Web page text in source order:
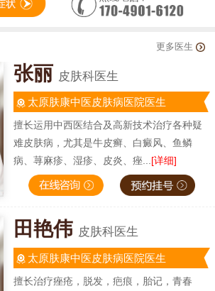
更多医生
张丽 皮肤科医生
太原肤康中医皮肤病医院医生
擅长运用中西医结合及高新技术治疗各种疑
难皮肤病，尤其是牛皮癣、白癜风、鱼鳞
病、荨麻疹、湿疹、皮炎、痤... [详细]
田艳伟 皮肤科医生
太原肤康中医皮肤病医院医生
擅长治疗痤疮，脱发，疤痕，胎记，青春